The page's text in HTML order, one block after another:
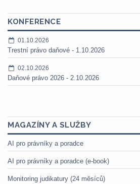
KONFERENCE
01.10.2026
Trestní právo daňové - 1.10.2026
02.10.2026
Daňové právo 2026 - 2.10.2026
MAGAZÍNY A SLUŽBY
AI pro právníky a poradce
AI pro právníky a poradce (e-book)
Monitoring judikatury (24 měsíců)